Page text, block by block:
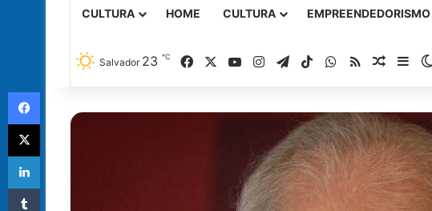
CULTURA HOME CULTURA EMPREENDEDORISMO
Salvador 23 ℃ FacebookYouTubeInstagram
TelegramTikTokWhatsApp
RSSArtigo
Facebook
X
Linkedin
Tumblr